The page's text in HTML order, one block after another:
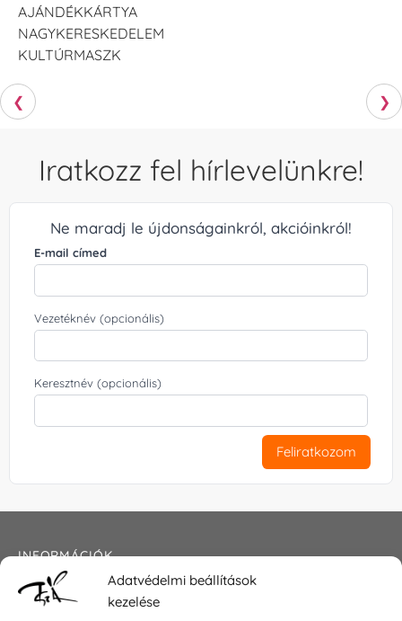
Adatvédelmi beállítások
kezelése
AJÁNDÉKKÁRTYA
NAGYKERESKEDELEM
KULTÚRMASZK
❮ ❯
Iratkozz fel hírlevelünkre!
Ne maradj le újdonságainkról, akcióinkról!
E-mail címed
Vezetéknév (opcionális)
Keresztnév (opcionális)
Feliratkozom
INFORMÁCIÓK
Általános szerződési feltételek